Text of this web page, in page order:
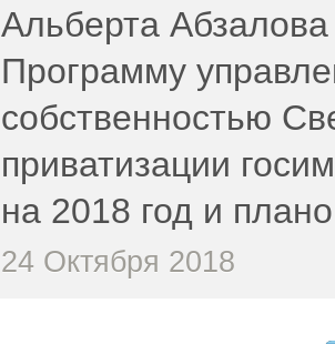
Альберта
Программу
собственностью
приватизации
на 2018 год и
24 Октября 2018